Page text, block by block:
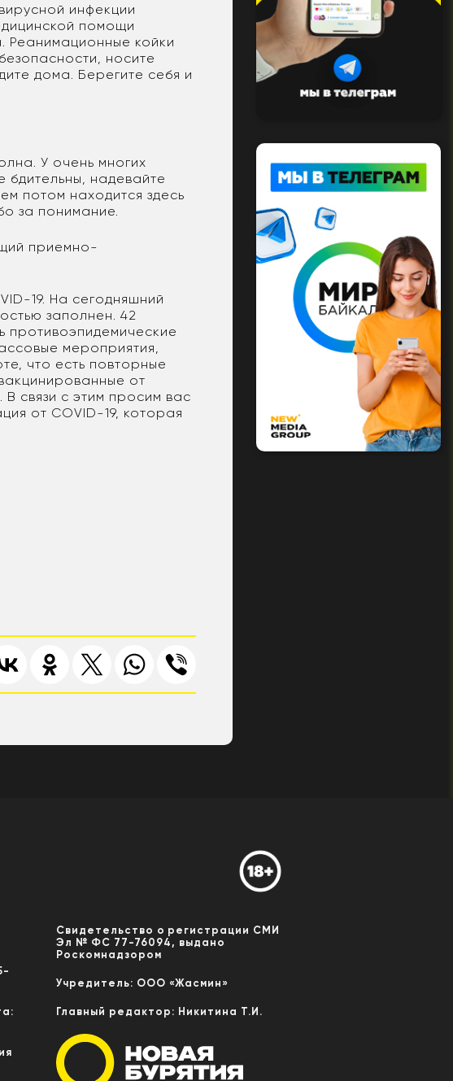
инфекции
помощи
Реанимационные койки
носите
дома. Берегите себя и
У очень многих
бдительны, надевайте
потом находится здесь
за понимание.
приемно-
19. На сегодняшний
заполнен. 42
противоэпидемические
мероприятия,
что есть повторные
от
связи с этим просим вас
от COVID-19, которая
Свидетельство о регистрации СМИ
Эл № ФС 77-76094, выдано
Роскомнадзором
Учредитель: ООО «Жасмин»
Главный редактор: Никитина Т.И.